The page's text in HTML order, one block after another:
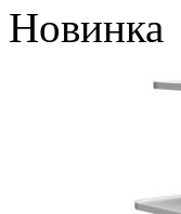
Новинка